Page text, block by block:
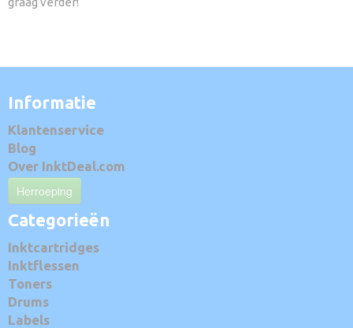
Informatie
Klantenservice
Blog
Over InktDeal.com
Herroeping
Categorieën
Inktcartridges
Inktflessen
Toners
Drums
Labels